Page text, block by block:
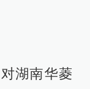
湖南华菱